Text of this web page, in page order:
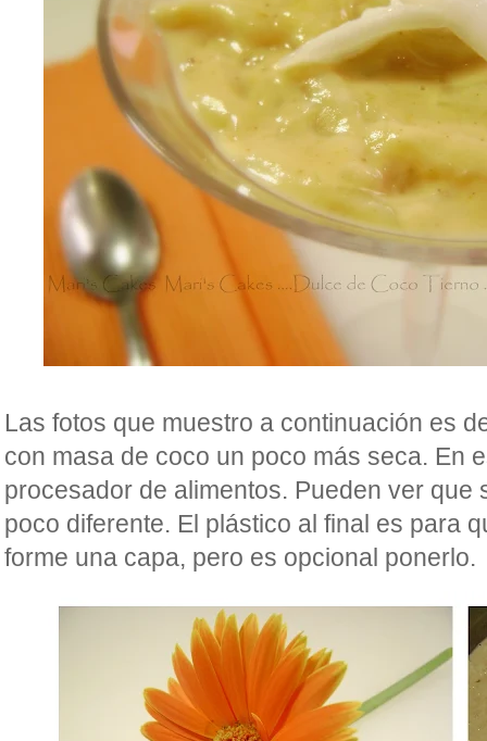
Las fotos que muestro a continuación es
con masa de coco un poco más seca. En
procesador de alimentos. Pueden ver que
poco diferente. El plástico al final es para
forme una capa, pero es opcional ponerlo.